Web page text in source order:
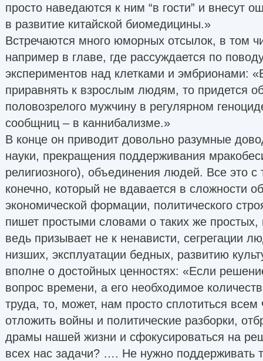
просто наведаются к ним “в гости” и внесут
в развитие китайской биомедицины.»
Встречаются много юморных отсылок, в том
например в главе, где рассуждается по
экспериментов над клетками и эмбрионами:
приравнять к взрослым людям, то придется
половозрелого мужчину в регулярном
сообщниц – в каннибализме.»
В конце он приводит довольно разумные
науки, прекращения поддерживания
религиозного), объединения людей. Все это с
конечно, который не вдавается в сложности
экономической формации, политического
пишет простыми словами о таких же
ведь призывает не к ненависти, сегрегации
низших, эксплуатации бедных, развитию
вполне о достойных ценностях: «Если
вопрос времени, а его необходимое
труда, то, может, нам просто сплотиться всем
отложить войны и политические разборки,
драмы нашей жизни и сфокусироваться на
всех нас задачи? …. Не нужно поддерживать